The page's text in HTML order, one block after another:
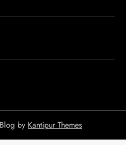
by Kantipur Themes